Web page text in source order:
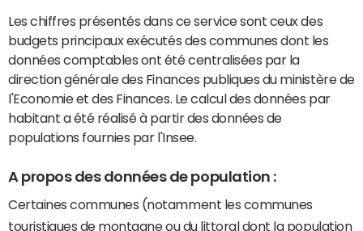
Les chiffres présentés dans ce service sont ceux des
budgets principaux exécutés des communes dont les
données comptables ont été centralisées par la
direction générale des Finances publiques du ministère de
l'Economie et des Finances. Le calcul des données par
habitant a été réalisé à partir des données de
populations fournies par l'Insee.
A propos des données de population :
Certaines communes (notamment les communes
touristiques de montagne ou du littoral dont la population